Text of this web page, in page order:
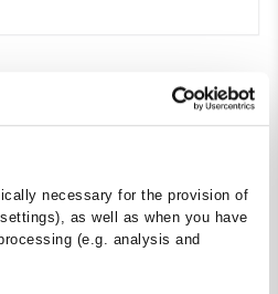
necessary for the provision of
as well as when you have
(e.g. analysis and
ridicată de drenaj
a apei reduse
pentru performanță
efect optim de autocurățare